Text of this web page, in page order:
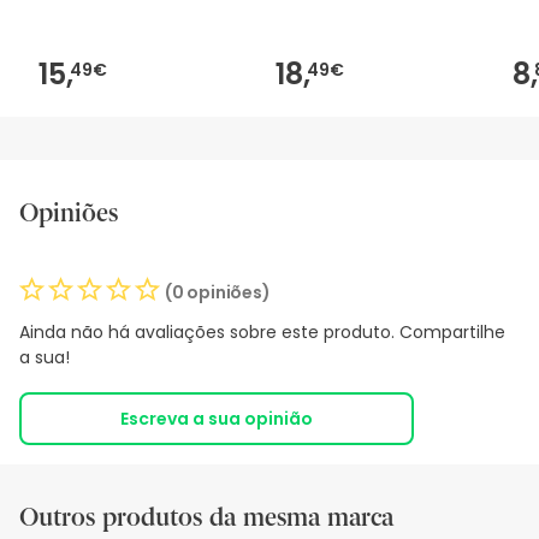
15,49€ 18,49€ 8,
Opiniões
(0 opiniões)
Ainda não há avaliações sobre este produto. Compartilhe
a sua!
Escreva a sua opinião
Outros produtos da mesma marca